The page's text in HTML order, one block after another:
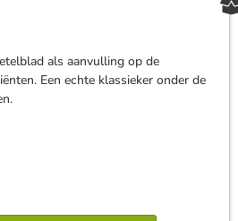
als aanvulling op de
Een echte klassieker onder de